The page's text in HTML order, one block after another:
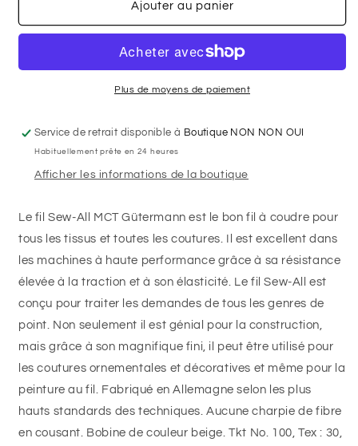
Fil
GÜTERMANN
100m
Wedgewood
Fil
GÜTERMANN
100m
-
Wedgewood
Ajouter au panier
Plus de moyens de paiement
Service de retrait disponible à Boutique NON NON OUI
Habituellement prête en 24 heures
Afficher les informations de la boutique
Le fil Sew-All MCT Gütermann est le bon fil à coudre pour
tous les tissus et toutes les coutures. Il est excellent dans
les machines à haute performance grâce à sa résistance
élevée à la traction et à son élasticité. Le fil Sew-All est
conçu pour traiter les demandes de tous les genres de
point. Non seulement il est génial pour la construction,
mais grâce à son magnifique fini, il peut être utilisé pour
les coutures ornementales et décoratives et même pour la
peinture au fil. Fabriqué en Allemagne selon les plus
hauts standards des techniques. Aucune charpie de fibre
en cousant. Bobine de couleur beige. Tkt No. 100, Tex : 30,